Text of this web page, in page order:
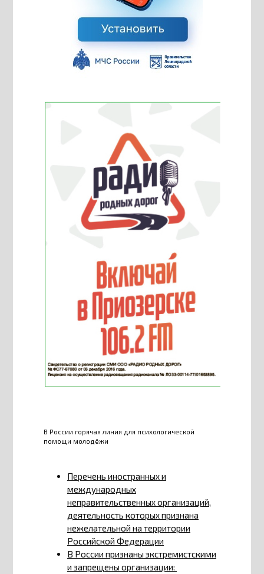
В России горячая линия для психологической
помощи молодёжи
Перечень иностранных и
международных
неправительственных организаций,
деятельность которых признана
нежелательной на территории
Российской Федерации
В России признаны экстремистскими
и запрещены организации: